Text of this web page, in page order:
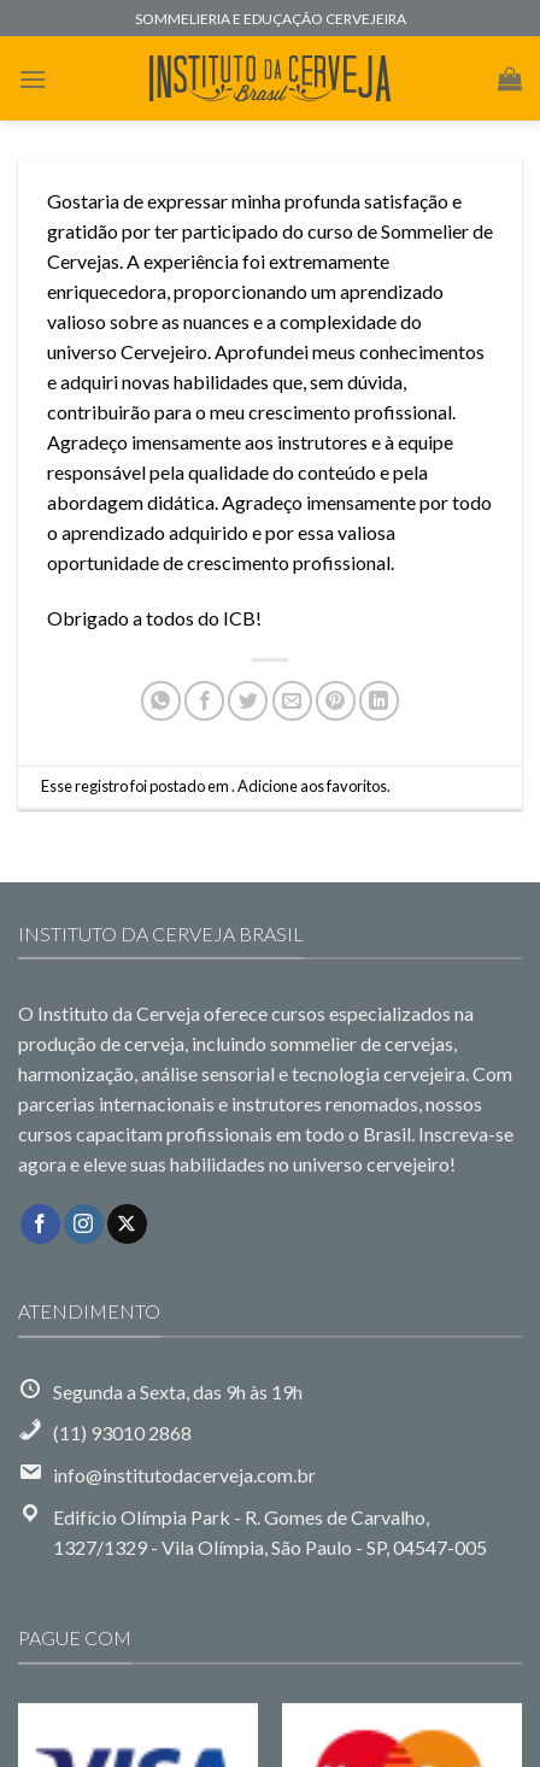
to
content
SOMMELIERIA E EDUÇAÇÃO CERVEJEIRA
Gostaria de expressar minha profunda satisfação e
gratidão por ter participado do curso de Sommelier de
Cervejas. A experiência foi extremamente
enriquecedora, proporcionando um aprendizado
valioso sobre as nuances e a complexidade do
universo Cervejeiro. Aprofundei meus conhecimentos
e adquiri novas habilidades que, sem dúvida,
contribuirão para o meu crescimento profissional.
Agradeço imensamente aos instrutores e à equipe
responsável pela qualidade do conteúdo e pela
abordagem didática. Agradeço imensamente por todo
o aprendizado adquirido e por essa valiosa
oportunidade de crescimento profissional.
Obrigado a todos do ICB!
Esse registro foi postado em .Adicione aos favoritos.
INSTITUTO DA CERVEJA BRASIL
O Instituto da Cerveja oferece cursos especializados na
produção de cerveja, incluindo sommelier de cervejas,
harmonização, análise sensorial e tecnologia cervejeira. Com
parcerias internacionais e instrutores renomados, nossos
cursos capacitam profissionais em todo o Brasil. Inscreva-se
agora e eleve suas habilidades no universo cervejeiro!
ATENDIMENTO
Segunda a Sexta, das 9h às 19h
(11) 93010 2868
info@institutodacerveja.com.br
Edifício Olímpia Park - R. Gomes de Carvalho,
1327/1329 - Vila Olímpia, São Paulo - SP, 04547-005
PAGUE COM